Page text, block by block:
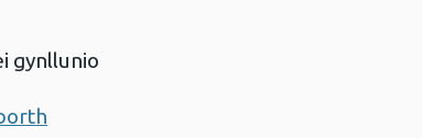
gynllunio